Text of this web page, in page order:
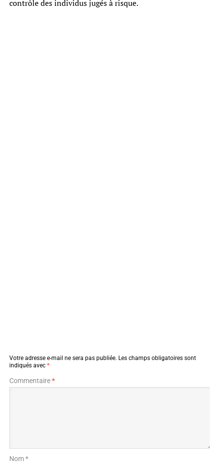
contrôle des individus jugés à risque.
Votre adresse e-mail ne sera pas publiée. Les champs obligatoires sont
indiqués avec *
Commentaire*
Nom *